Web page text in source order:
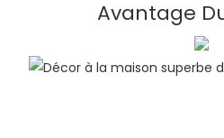
Avantage